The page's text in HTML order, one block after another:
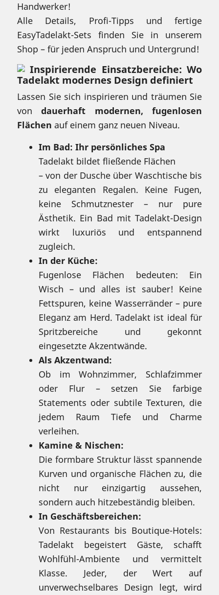
Handwerker!
Alle Details, Profi-Tipps und fertige
EasyTadelakt-Sets finden Sie in unserem
Shop – für jeden Anspruch und Untergrund!
Inspirierende Einsatzbereiche: Wo
Tadelakt modernes Design definiert
Lassen Sie sich inspirieren und träumen Sie
von dauerhaft modernen, fugenlosen
Flächen auf einem ganz neuen Niveau.
Im Bad: Ihr persönliches Spa
Tadelakt bildet fließende Flächen
– von der Dusche über Waschtische bis
zu eleganten Regalen. Keine Fugen,
keine Schmutznester – nur pure
Ästhetik. Ein Bad mit Tadelakt-Design
wirkt luxuriös und entspannend
zugleich.
In der Küche:
Fugenlose Flächen bedeuten: Ein
Wisch – und alles ist sauber! Keine
Fettspuren, keine Wasserränder – pure
Eleganz am Herd. Tadelakt ist ideal für
Spritzbereiche und gekonnt
eingesetzte Akzentwände.
Als Akzentwand:
Ob im Wohnzimmer, Schlafzimmer
oder Flur – setzen Sie farbige
Statements oder subtile Texturen, die
jedem Raum Tiefe und Charme
verleihen.
Kamine & Nischen:
Die formbare Struktur lässt spannende
Kurven und organische Flächen zu, die
nicht nur einzigartig aussehen,
sondern auch hitzebeständig bleiben.
In Geschäftsbereichen:
Von Restaurants bis Boutique-Hotels:
Tadelakt begeistert Gäste, schafft
Wohlfühl-Ambiente und vermittelt
Klasse. Jeder, der Wert auf
unverwechselbares Design legt, wird